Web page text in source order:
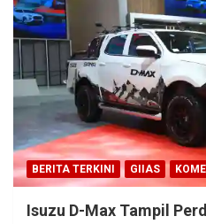
BERITA TERKINI GIIAS
Isuzu D-Max Tampil